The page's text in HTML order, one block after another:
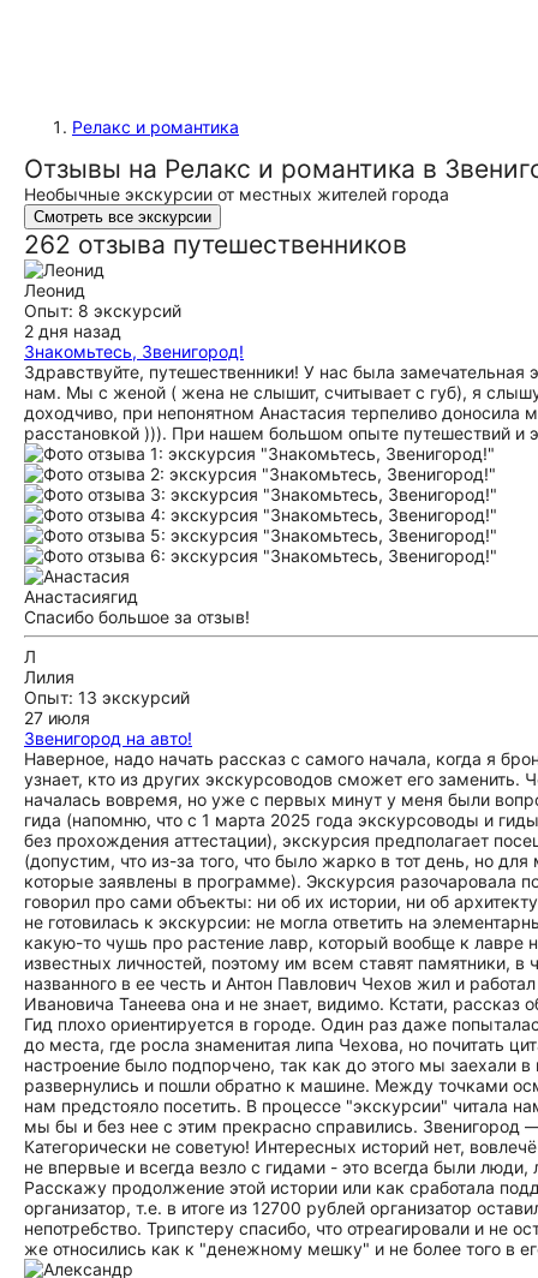
Релакс и романтика
Отзывы на Релакс и романтика в
Необычные экскурсии от местных жителей города
Смотреть все экскурсии
262 отзыва путешественников
Леонид
Опыт: 8 экскурсий
2 дня назад
Знакомьтесь, Звенигород!
Здравствуйте, путешественники! У нас была
нам. Мы с женой ( жена не слышит, считывает с губ), я
доходчиво, при непонятном Анастасия терпеливо доносила
расстановкой ))). При нашем большом опыте путешествий и
Анастасиягид
Спасибо большое за отзыв!
Л
Лилия
Опыт: 13 экскурсий
27 июля
Звенигород на авто!
Наверное, надо начать рассказ с самого начала, когда я
узнает, кто из других экскурсоводов сможет его
началась вовремя, но уже с первых минут у меня были
гида (напомню, что с 1 марта 2025 года экскурсоводы и
без прохождения аттестации), экскурсия предполагает
(допустим, что из-за того, что было жарко в тот день, но
которые заявлены в программе). Экскурсия разочаровала
говорил про сами объекты: ни об их истории, ни об
не готовилась к экскурсии: не могла ответить на
какую-то чушь про растение лавр, который вообще к лавре
известных личностей, поэтому им всем ставят памятники,
названного в ее честь и Антон Павлович Чехов жил и
Ивановича Танеева она и не знает, видимо. Кстати,
Гид плохо ориентируется в городе. Один раз даже
до места, где росла знаменитая липа Чехова, но почитать
настроение было подпорчено, так как до этого мы заехали
развернулись и пошли обратно к машине. Между точками
нам предстояло посетить. В процессе "экскурсии" читала
мы бы и без нее с этим прекрасно справились. Звенигород
Категорически не советую! Интересных историй нет,
не впервые и всегда везло с гидами - это всегда были
Расскажу продолжение этой истории или как сработала
организатор, т.е. в итоге из 12700 рублей организатор
непотребство. Трипстеру спасибо, что отреагировали и не
же относились как к "денежному мешку" и не более того в